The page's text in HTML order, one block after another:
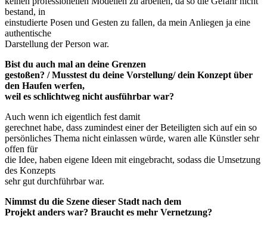
bestand, in
einstudierte Posen und Gesten zu fallen, da mein Anliegen ja eine
authentische
Darstellung der Person war.
Bist du auch mal an deine Grenzen
gestoßen? / Musstest du deine Vorstellung/ dein Konzept über
den Haufen werfen,
weil es schlichtweg nicht ausführbar war?
Auch wenn ich eigentlich fest damit
gerechnet habe, dass zumindest einer der Beteiligten sich auf ein so
persönliches Thema nicht einlassen würde, waren alle Künstler sehr
offen für
die Idee, haben eigene Ideen mit eingebracht, sodass die Umsetzung
des Konzepts
sehr gut durchführbar war.
Nimmst du die Szene dieser Stadt nach dem
Projekt anders war? Braucht es mehr Vernetzung?